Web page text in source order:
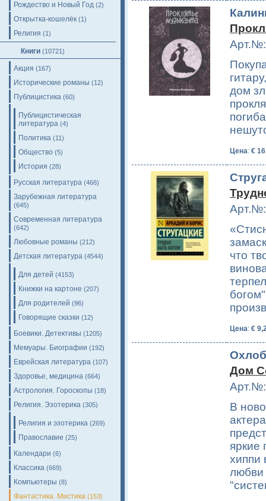
Рождество и Новый Год (2)
Открытка-кошелёк (1)
Религия (1)
Книги (10721)
Акция (167)
Исторические романы (12)
Публицистика (60)
Публицистическая
литература (4)
Политика (11)
Общество (5)
История (28)
Русская литература (466)
Зарубежная литература
(645)
Современная литература
(642)
Любовные романы (212)
Детская литература (4544)
Для детей (4153)
Книжки на картоне (207)
Для родителей (96)
Говорящие сказки (12)
Боевики. Детективы (1205)
Мемуары. Биографии (192)
Еврейская литература (107)
Здоровье, медицина (664)
Астрология. Гороскопы (18)
Религия. Эзотерика (305)
Религия и эзотерика (269)
Православие (25)
Календари (6)
Классика (669)
Компьютеры (8)
Фантастика. Мистика (153)
дом
Цена: €
что
Цена: €
Дом
В
яркие
хиппи
любви